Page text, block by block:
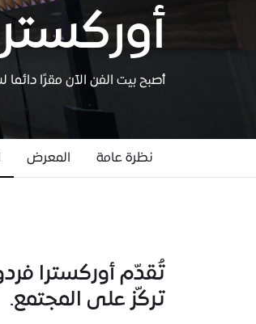
أصبح بيت الفن الآن مقرًا
نظرة عامة المعرض
تُقدّم أوركسترا
تركّز على المجتمع.